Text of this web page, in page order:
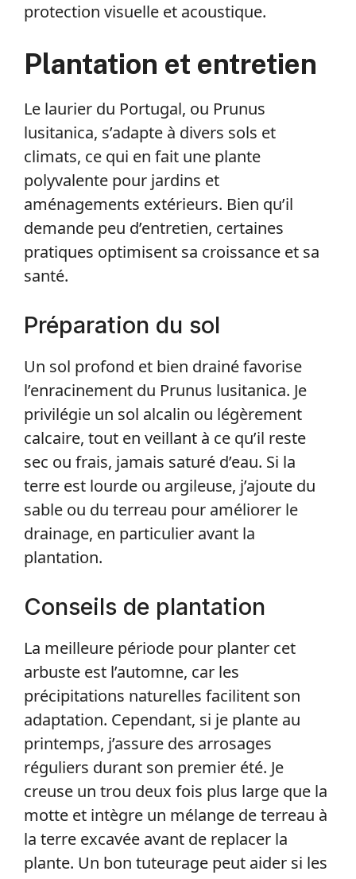
protection visuelle et acoustique.
Plantation et entretien
Le laurier du Portugal, ou Prunus
lusitanica, s’adapte à divers sols et
climats, ce qui en fait une plante
polyvalente pour jardins et
aménagements extérieurs. Bien qu’il
demande peu d’entretien, certaines
pratiques optimisent sa croissance et sa
santé.
Préparation du sol
Un sol profond et bien drainé favorise
l’enracinement du Prunus lusitanica. Je
privilégie un sol alcalin ou légèrement
calcaire, tout en veillant à ce qu’il reste
sec ou frais, jamais saturé d’eau. Si la
terre est lourde ou argileuse, j’ajoute du
sable ou du terreau pour améliorer le
drainage, en particulier avant la
plantation.
Conseils de plantation
La meilleure période pour planter cet
arbuste est l’automne, car les
précipitations naturelles facilitent son
adaptation. Cependant, si je plante au
printemps, j’assure des arrosages
réguliers durant son premier été. Je
creuse un trou deux fois plus large que la
motte et intègre un mélange de terreau à
la terre excavée avant de replacer la
plante. Un bon tuteurage peut aider si les